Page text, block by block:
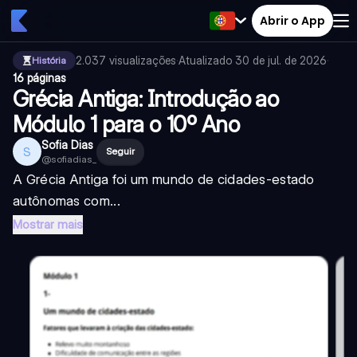
Abrir o App
História 2.037 visualizações·Atualizado 30 de jul. de 2026·
16 páginas
Grécia Antiga: Introdução ao
Módulo 1 para o 10º Ano
S Sofia Dias
@sofiadias_
Seguir
A Grécia Antiga foi um mundo de cidades-estado
autônomas com...
Mostrar mais